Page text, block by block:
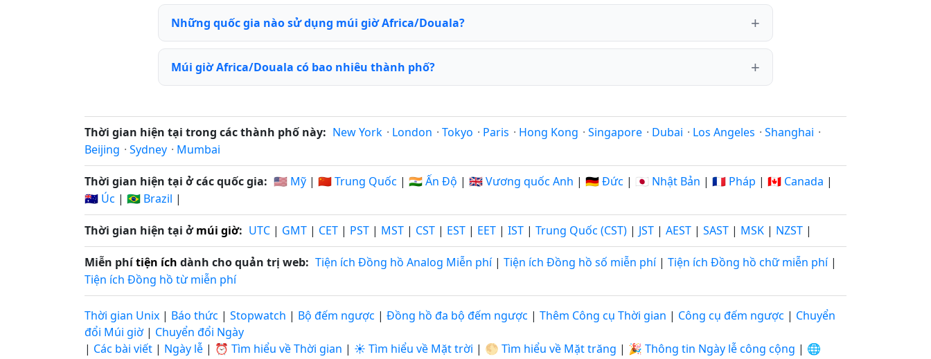
Những quốc gia nào sử dụng múi giờ Africa/Douala?
Múi giờ Africa/Douala có bao nhiêu thành phố?
Thời gian hiện tại trong các thành phố này: New York · London · Tokyo · Paris · Hong Kong · Singapore · Dubai · Los Angeles · Shanghai ·
Beijing · Sydney · Mumbai
Thời gian hiện tại ở các quốc gia: 🇺🇸 Mỹ | 🇨🇳 Trung Quốc | 🇮🇳 Ấn Độ | 🇬🇧 Vương quốc Anh | 🇩🇪 Đức | 🇯🇵 Nhật Bản | 🇫🇷 Pháp | 🇨🇦 Canada |
🇦🇺 Úc | 🇧🇷 Brazil |
Thời gian hiện tại ởmúi giờ: UTC | GMT | CET | PST | MST | CST | EST | EET | IST | Trung Quốc (CST) | JST | AEST | SAST | MSK | NZST |
Miễn phítiện ích dành cho quản trị web: Tiện ích Đồng hồ Analog Miễn phí| Tiện ích Đồng hồ số miễn phí| Tiện ích Đồng hồ chữ miễn phí|
Tiện ích Đồng hồ từ miễn phí
Thời gian Unix | Báo thức | Stopwatch | Bộ đếm ngược | Đồng hồ đa bộ đếm ngược | Thêm Công cụ Thời gian | Công cụ đếm ngược | Chuyển
đổi Múi giờ | Chuyển đổi Ngày
| Các bài viết | Ngày lễ | ⏰ Tìm hiểu về Thời gian | ☀️ Tìm hiểu về Mặt trời | 🌕 Tìm hiểu về Mặt trăng | 🎉 Thông tin Ngày lễ công cộng | 🌐